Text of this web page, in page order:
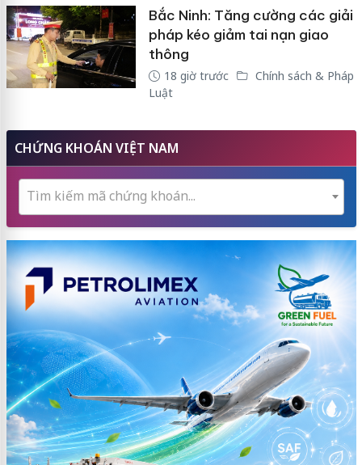
Bắc Ninh: Tăng cường các giải
pháp kéo giảm tai nạn giao
thông
18 giờ trước
Chính sách & Pháp
Luật
CHỨNG KHOÁN VIỆT NAM
Tìm kiếm mã chứng khoán...